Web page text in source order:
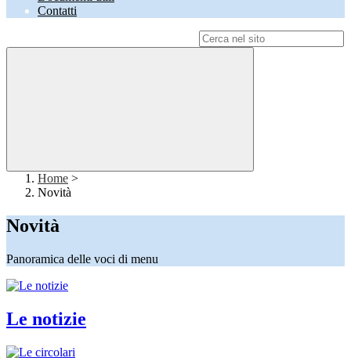
Contatti
Home >
Novità
Novità
Panoramica delle voci di menu
Le notizie